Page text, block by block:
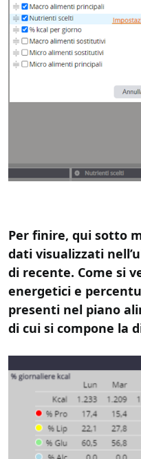
Per finire, qui sotto
dati visualizzati
di recente. Come si
energetici e
presenti nel piano
di cui si compone la